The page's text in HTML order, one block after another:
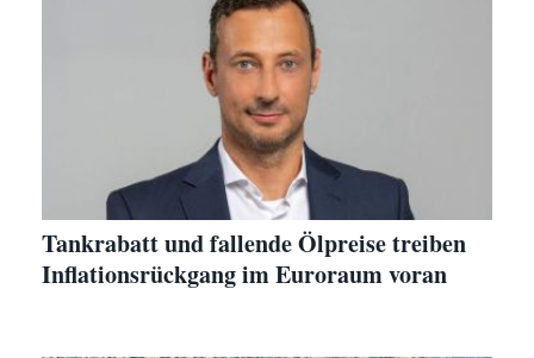
Tankrabatt und fallende Ölpreise treiben
Inflationsrückgang im Euroraum voran